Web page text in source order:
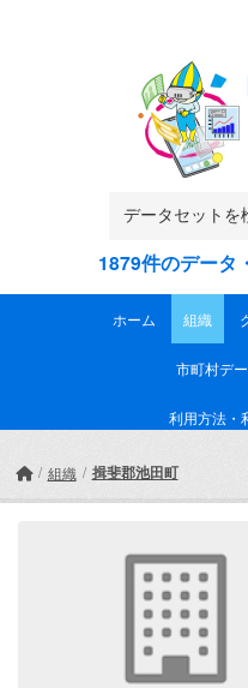
1879件のデータ
ホーム 組織
市町村デ
利用方法・
組織 揖斐郡池田町